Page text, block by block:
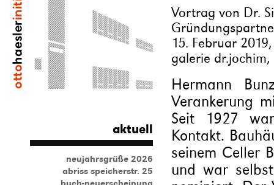
aktuell
neujahrsgrüße 2026
abriss speicherstr. 25
Vortrag von Dr.
15. Februar
galerie
Hermann
Verankerung
Seit 1927
Kontakt.
seinem Celler
und war